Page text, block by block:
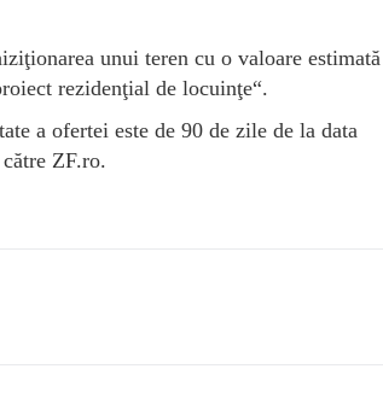
unui teren cu o valoare
rezidenţial de locuinţe“.
a ofertei este de 90 de zile de la data
ZF.ro.